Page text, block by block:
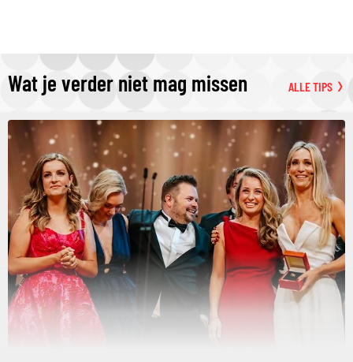
Wat je verder niet mag missen ALLE TIPS